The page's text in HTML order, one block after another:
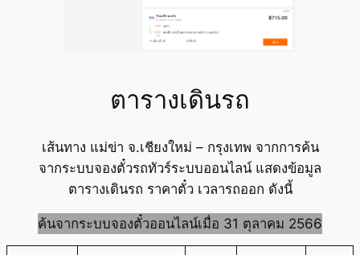
ตารางเดินรถ
เส้นทาง แม่ข่า จ.เชียงใหม่ – กรุงเทพ จากการค้น
จากระบบจองตั๋วรถทัวร์ระบบออนไลน์ แสดงข้อมูล
ตารางเดินรถ ราคาตั๋ว เวลารถออก ดังนี้
ค้นจากระบบจองตั๋วออนไลน์เมื่อ 31 ตุลาคม 2566